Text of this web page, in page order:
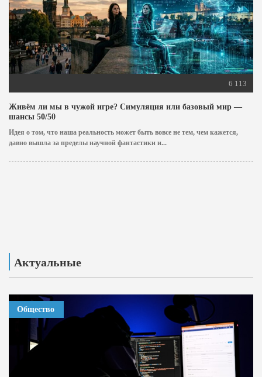
6 113
Живём ли мы в чужой игре? Симуляция или базовый мир —
шансы 50/50
Идея о том, что наша реальность может быть вовсе не тем, чем кажется,
давно вышла за пределы научной фантастики и...
Актуальные
Общество